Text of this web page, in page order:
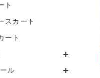
ト
スカート
ート
ル